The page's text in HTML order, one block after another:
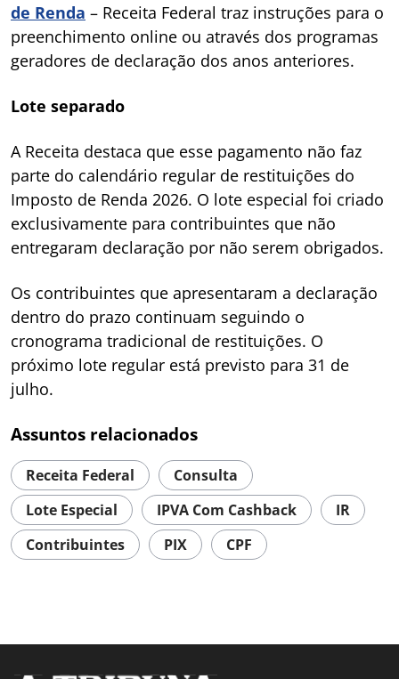
de Renda – Receita Federal traz instruções para o
preenchimento online ou através dos programas
geradores de declaração dos anos anteriores.
Lote separado
A Receita destaca que esse pagamento não faz
parte do calendário regular de restituições do
Imposto de Renda 2026. O lote especial foi criado
exclusivamente para contribuintes que não
entregaram declaração por não serem obrigados.
Os contribuintes que apresentaram a declaração
dentro do prazo continuam seguindo o
cronograma tradicional de restituições. O
próximo lote regular está previsto para 31 de
julho.
Assuntos relacionados
Receita Federal
Consulta
Lote Especial
IPVA Com Cashback
IR
Contribuintes
PIX CPF